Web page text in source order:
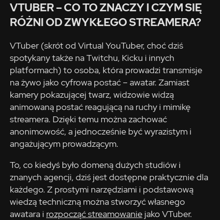
VTUBER – CO TO ZNACZY I CZYM SIĘ
RÓŻNI OD ZWYKŁEGO STREAMERA?
VTuber (skrót od Virtual YouTuber, choć dziś
spotykany także na Twitchu, Kicku i innych
platformach) to osoba, która prowadzi transmisje
na żywo jako cyfrowa postać – awatar. Zamiast
kamery pokazującej twarz, widzowie widzą
animowaną postać reagującą na ruchy i mimikę
streamera. Dzięki temu można zachować
anonimowość, a jednocześnie być wyrazistym i
angażującym prowadzącym.
To, co kiedyś było domeną dużych studiów i
znanych agencji, dziś jest dostępne praktycznie dla
każdego. Z prostymi narzędziami i podstawową
wiedzą techniczną można stworzyć własnego
awatara i rozpocząć streamowanie jako VTuber.